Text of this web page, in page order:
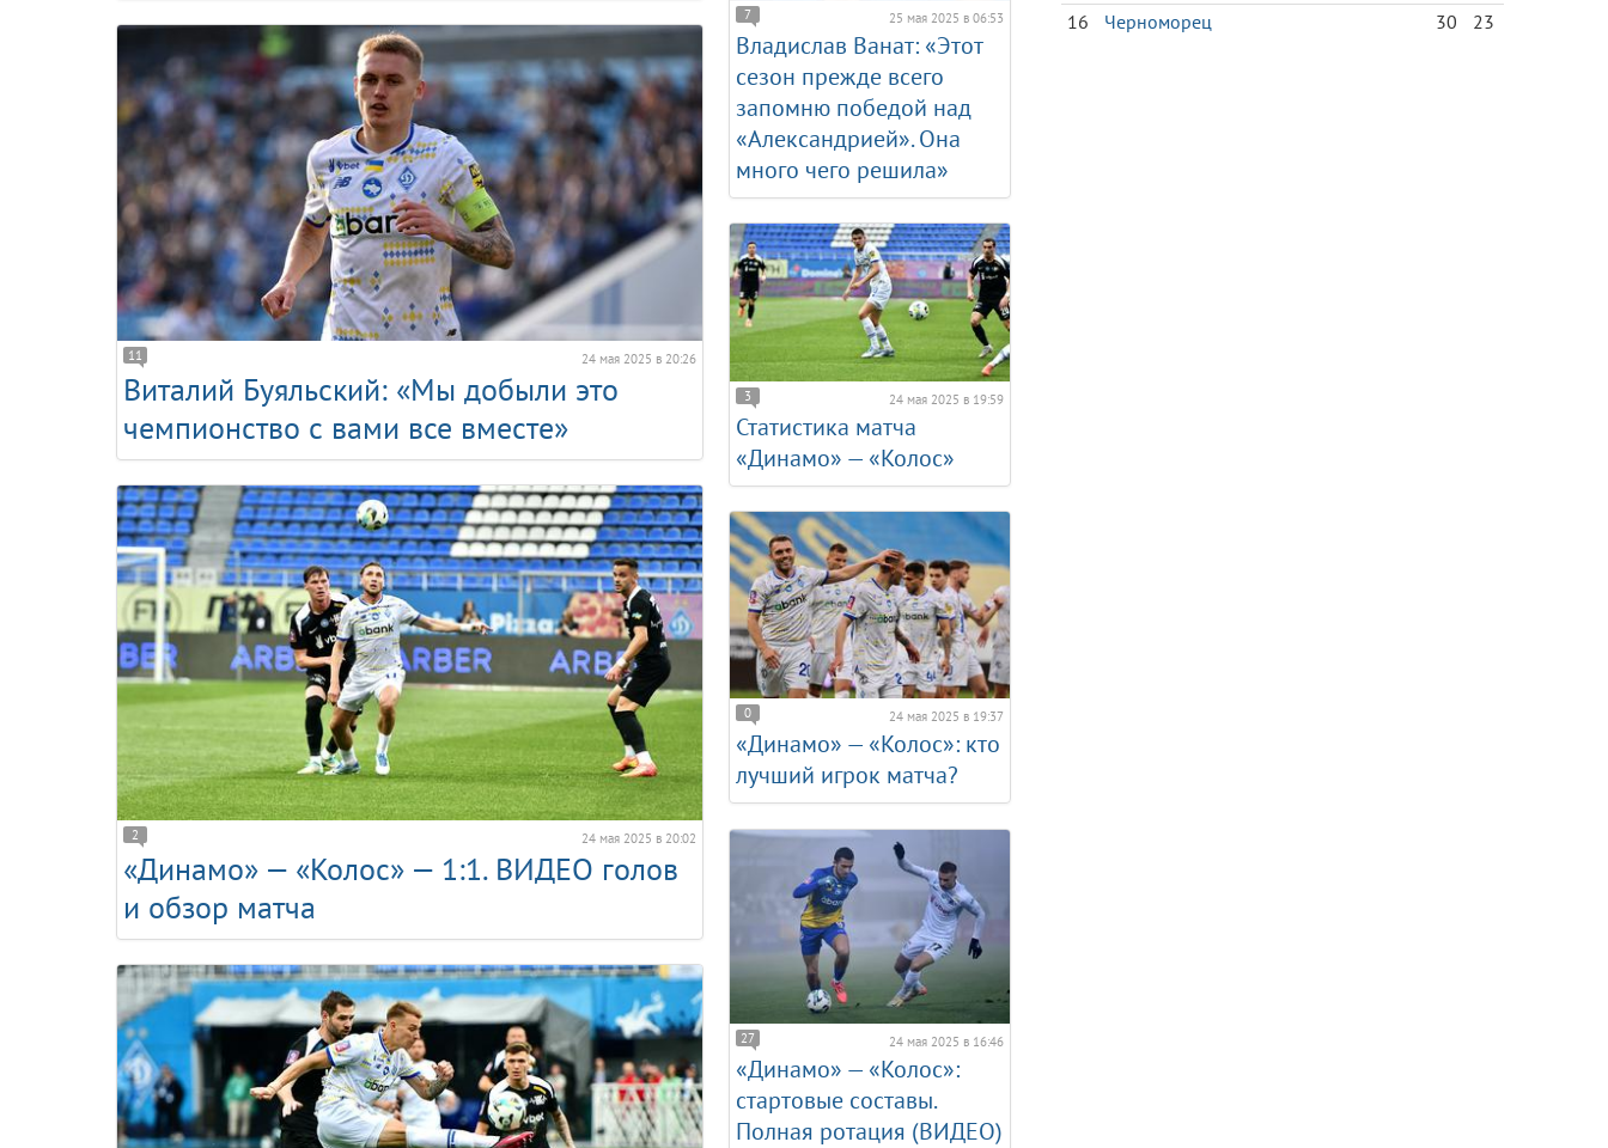
7 25 мая 2025 в 06:53
Владислав Ванат: «Этот
сезон прежде всего
запомню победой над
«Александрией». Она
много чего решила»
11 24 мая 2025 в 20:26
Виталий Буяльский: «Мы добыли это
чемпионство с вами все вместе»
2 24 мая 2025 в 20:02
«Динамо» — «Колос» — 1:1. ВИДЕО голов
и обзор матча
3 24 мая 2025 в 19:59
Статистика матча
«Динамо» — «Колос»
0 24 мая 2025 в 19:37
«Динамо» — «Колос»: кто
лучший игрок матча?
27 24 мая 2025 в 16:46
«Динамо» — «Колос»:
стартовые составы.
Полная ротация (ВИДЕО)
16
Черноморец 30 23